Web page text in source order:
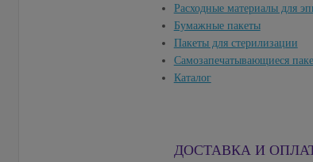
Расходные материалы для
Бумажные пакеты
Пакеты для стерилизации
Самозапечатывающиеся
Каталог
ДОСТАВКА И